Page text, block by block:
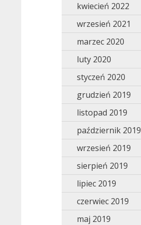
kwiecień 2022
wrzesień 2021
marzec 2020
luty 2020
styczeń 2020
grudzień 2019
listopad 2019
październik 2019
wrzesień 2019
sierpień 2019
lipiec 2019
czerwiec 2019
maj 2019